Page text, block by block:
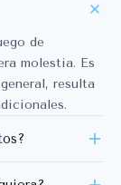
de
molestia. Es
resulta